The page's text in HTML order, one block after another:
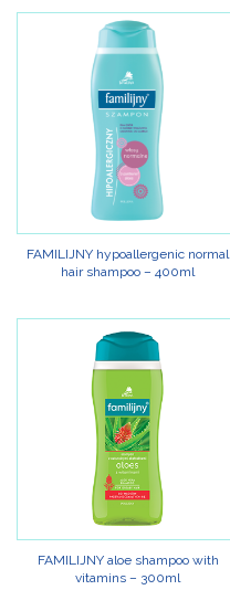
FAMILIJNY hypoallergenic normal
hair shampoo – 400ml
FAMILIJNY aloe shampoo with
vitamins – 300ml